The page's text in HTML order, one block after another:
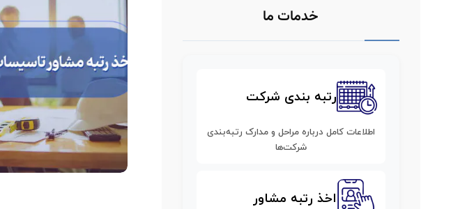
خدمات ما
رتبه بندی شرکت
اطلاعات کامل درباره مراحل و مدارک رتبه‌بندی
شرکت‌ها
اخذ رتبه مشاور